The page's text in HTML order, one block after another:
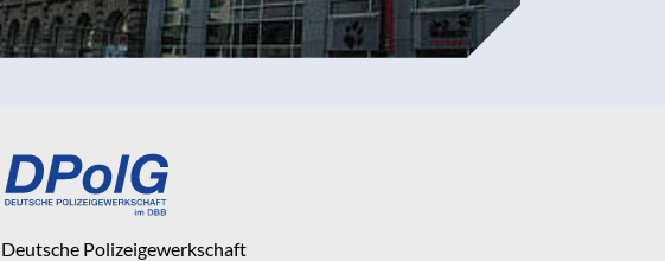
Deutsche Polizeigewerkschaft